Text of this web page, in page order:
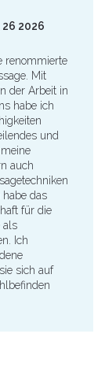
26 2026
renommierte
Mit
der Arbeit in
habe ich
und
auch
das
für die
als
Ich
sich auf